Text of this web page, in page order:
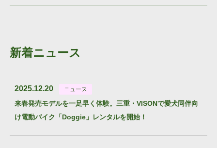
新着ニュース
2025.12.20 ニュース
来春発売モデルを一足早く体験。三重・VISONで愛犬同伴向
け電動バイク「Doggie」レンタルを開始！